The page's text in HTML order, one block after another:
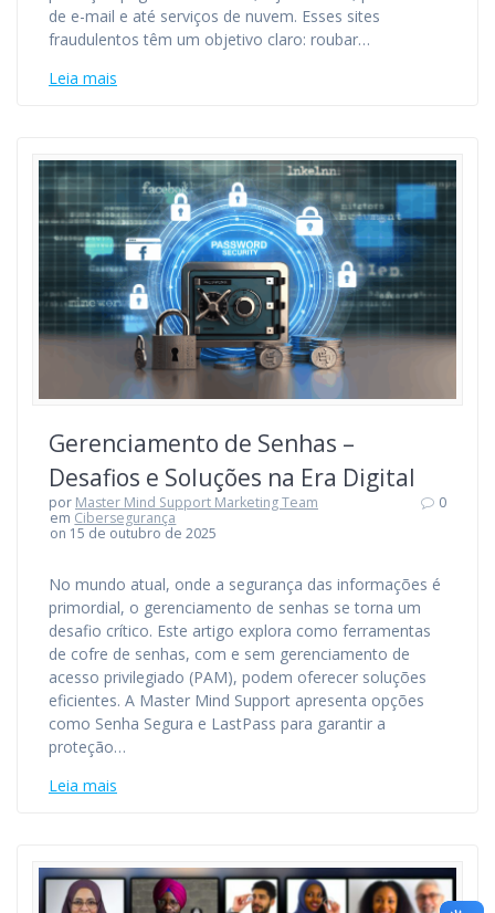
de e-mail e até serviços de nuvem. Esses sites
fraudulentos têm um objetivo claro: roubar…
Leia mais
Gerenciamento de Senhas –
Desafios e Soluções na Era Digital
por Master Mind Support Marketing Team
em Cibersegurança
on 15 de outubro de 2025
0
No mundo atual, onde a segurança das informações é
primordial, o gerenciamento de senhas se torna um
desafio crítico. Este artigo explora como ferramentas
de cofre de senhas, com e sem gerenciamento de
acesso privilegiado (PAM), podem oferecer soluções
eficientes. A Master Mind Support apresenta opções
como Senha Segura e LastPass para garantir a
proteção…
Leia mais